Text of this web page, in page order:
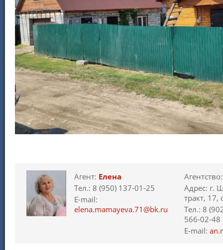
Агент: Елена
Тел.: 8 (950) 137-01-25
E-mail:
elena.mamayeva.71@bk.ru
Адрес: г.
тракт, 17,
Тел.: 8
566-02-48
E-mail: